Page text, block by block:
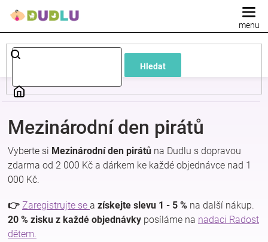
Hledat
Dětské
a
Pokojíček
a
kojenecká
Mezinárodní den pirátů
Vyberte si Mezinárodní den pirátů na Dudlu s dopravou
zdarma od 2 000 Kč a dárkem ke každé objednávce nad 1
000 Kč.
👉 Zaregistrujte se a získejte slevu 1 - 5 % na další nákup.
20 % zisku z každé objednávky posíláme na nadaci Radost
dětem.